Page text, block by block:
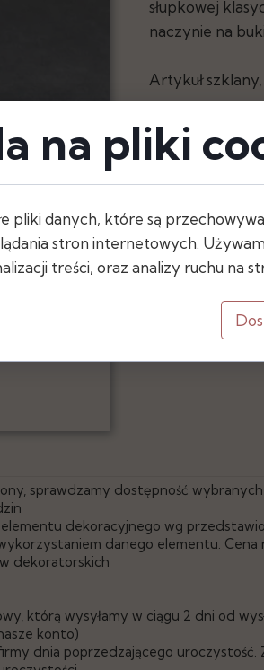
sprawdzamy dostępność
dekoracyjnego wg
danego elementu. Cena
dekoratorskich
którą wysyłamy w ciągu 2 dni od
konto)
dnia poprzedzającego uroczystość.
słupkowej
naczynie na
Artykuł
Dostępna ilość:
Wymiary
- wysokość: 17
- średnica: 20 cm
- średnica
na pliki
pliki danych, które są
stron internetowych.
treści, oraz analizy ruchu na